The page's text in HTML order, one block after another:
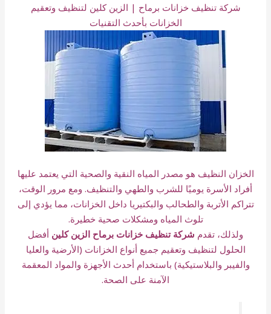
شركة تنظيف خزانات برماح | الزين كلين لتنظيف وتعقيم
الخزانات بأحدث التقنيات
الخزان النظيف هو مصدر المياه النقية والصحية التي يعتمد عليها
أفراد الأسرة يوميًا للشرب والطهي والتنظيف. ومع مرور الوقت،
تتراكم الأتربة والطحالب والبكتيريا داخل الخزانات، مما يؤدي إلى
تلوث المياه ومشكلات صحية خطيرة.
ولذلك، تقدم شركة تنظيف خزانات برماح الزين كلين أفضل
الحلول لتنظيف وتعقيم جميع أنواع الخزانات (الأرضية والعليا
والفيبر والبلاستيكية) باستخدام أحدث الأجهزة والمواد المعقمة
الآمنة على الصحة.